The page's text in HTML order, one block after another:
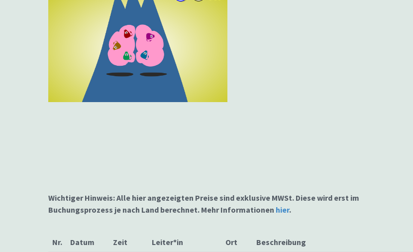
Wichtiger Hinweis: Alle hier angezeigten Preise sind exklusive MWSt. Diese wird erst im
Buchungsprozess je nach Land berechnet. Mehr Informationen hier.
Nr. Datum Zeit Leiter*in Ort
Beschreibung